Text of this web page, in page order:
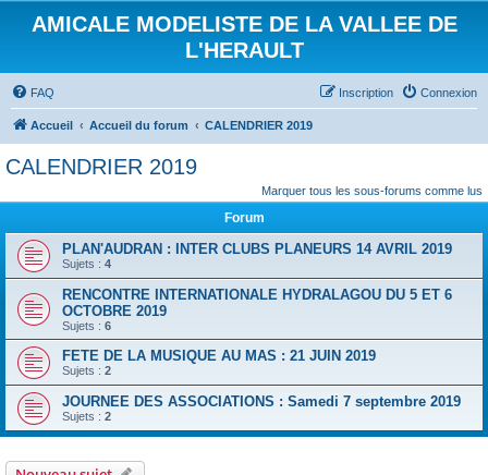
AMICALE MODELISTE DE LA VALLEE DE
L'HERAULT
FAQ Connexion
Inscription
Accueil Accueil du forum CALENDRIER 2019
CALENDRIER 2019
Marquer tous les sous-forums comme lus
Forum
PLAN'AUDRAN : INTER CLUBS PLANEURS 14 AVRIL 2019
Sujets : 4
RENCONTRE INTERNATIONALE HYDRALAGOU DU 5 ET 6
OCTOBRE 2019
Sujets : 6
FETE DE LA MUSIQUE AU MAS : 21 JUIN 2019
Sujets : 2
JOURNEE DES ASSOCIATIONS : Samedi 7 septembre 2019
Sujets : 2